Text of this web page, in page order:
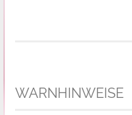
WARNHINWEISE